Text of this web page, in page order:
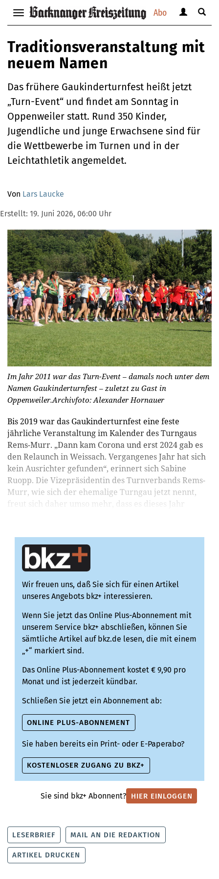
Abo
Navigation
anzeigen
verbergen
anzeigen
verbergen
Suche
Traditionsveranstaltung mit
neuem Namen
Das frühere Gaukinderturnfest heißt jetzt
„Turn-Event“ und findet am Sonntag in
Oppenweiler statt. Rund 350 Kinder,
Jugendliche und junge Erwachsene sind für
die Wettbewerbe im Turnen und in der
Leichtathletik angemeldet.
Von Lars Laucke
Erstellt: 19. Juni 2026, 06:00 Uhr
Im Jahr 2011 war das Turn-Event – damals noch unter dem
Namen Gaukinderturnfest – zuletzt zu Gast in
Oppenweiler.Archivfoto: Alexander Hornauer
Bis 2019 war das Gaukinderturnfest eine feste
jährliche Veranstaltung im Kalender des Turngaus
Rems-Murr. „Dann kam Corona und erst 2024 gab es
den Relaunch in Weissach. Vergangenes Jahr hat sich
kein Ausrichter gefunden“, erinnert sich Sabine
Ruopp. Die Vizepräsidentin des Turnverbands Rems-
Murr, wie sich der ehemalige Turngau jetzt nennt,
freut sich daher umso mehr, dass es dieses Jahr
Wir freuen uns, daß Sie sich für einen Artikel
unseres Angebots bkz+ interessieren.
Wenn Sie jetzt das Online Plus-Abonnement mit
unserem Service bkz+ abschließen, können Sie
sämtliche Artikel auf bkz.de lesen, die mit einem
„+“ markiert sind.
Das Online Plus-Abonnement kostet € 9,90 pro
Monat und ist jederzeit kündbar.
Schließen Sie jetzt ein Abonnement ab:
ONLINE PLUS-ABONNEMENT
Sie haben bereits ein Print- oder E-Paperabo?
KOSTENLOSER ZUGANG ZU BKZ+
Sie sind bkz+ Abonnent? HIER EINLOGGEN
LESERBRIEF MAIL AN DIE REDAKTION
ARTIKEL DRUCKEN